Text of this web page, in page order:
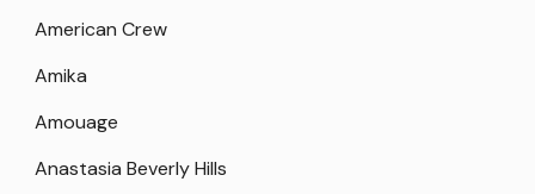
American Crew
Amika
Amouage
Anastasia Beverly Hills